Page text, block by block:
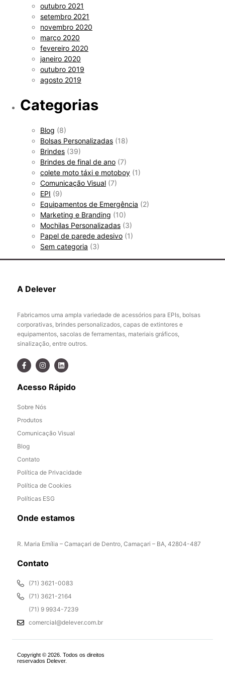
outubro 2021
setembro 2021
novembro 2020
março 2020
fevereiro 2020
janeiro 2020
outubro 2019
agosto 2019
Categorias
Blog (8)
Bolsas Personalizadas (18)
Brindes (39)
Brindes de final de ano (7)
colete moto táxi e motoboy (1)
Comunicação Visual (7)
EPI (9)
Equipamentos de Emergência (2)
Marketing e Branding (10)
Mochilas Personalizadas (3)
Papel de parede adesivo (1)
Sem categoria (3)
A Delever
Fabricamos uma ampla variedade de acessórios para EPIs, bolsas
corporativas, brindes personalizados, capas de extintores e
equipamentos, sacolas de ferramentas, materiais gráficos,
sinalização, entre outros.
Acesso Rápido
Sobre Nós
Produtos
Comunicação Visual
Blog
Contato
Política de Privacidade
Política de Cookies
Políticas ESG
Onde estamos
R. Maria Emília – Camaçari de Dentro, Camaçari – BA, 42804-487
Contato
(71) 3621-0083
(71) 3621-2164
(71) 9 9934-7239
comercial@delever.com.br
Copyright © 2026. Todos os direitos
reservados Delever.